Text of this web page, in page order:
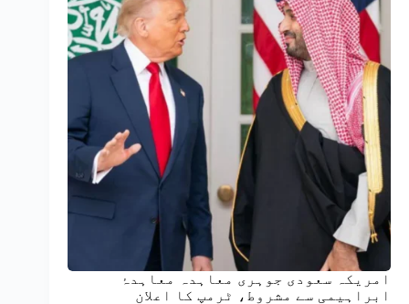
امریکہ سعودی جوہری معاہدہ معاہدۂ
ابراہیمی سے مشروط، ٹرمپ کا اعلان